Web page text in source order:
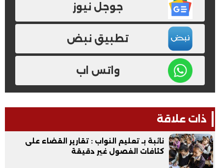
جوجل نيوز
تطبيق نبض
واتس اب
ذات علاقة
نائبة بـ تعليم النواب : تقارير القضاء على
كثافات الفصول غير دقيقة